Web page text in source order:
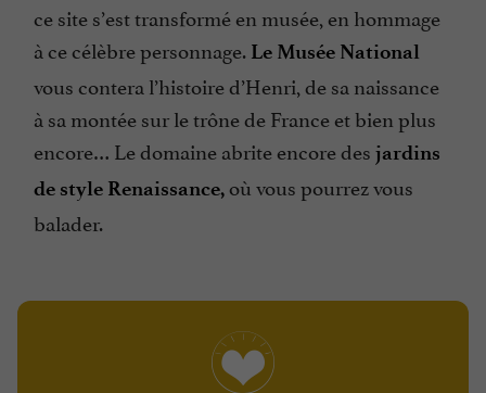
ce site s’est transformé en musée, en hommage
à ce célèbre personnage. Le Musée National
vous contera l’histoire d’Henri, de sa naissance
à sa montée sur le trône de France et bien plus
encore… Le domaine abrite encore des jardins
de style Renaissance, où vous pourrez vous
balader.